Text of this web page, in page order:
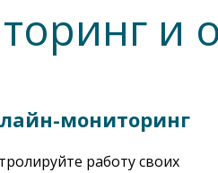
и
мониторинг
работу своих